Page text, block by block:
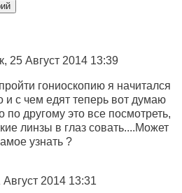
25 Август 2014 13:39
гониоскопию я начитался
и с чем едят теперь вот думаю
по другому это все посмотреть,
линзы в глаз совать....Может
узнать ?
Август 2014 13:31